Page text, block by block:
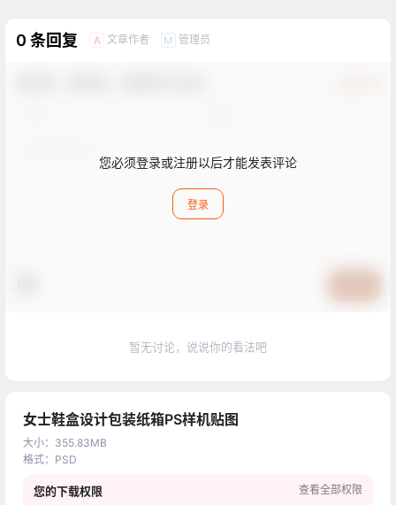
0 条回复 A 文章作者 M 管理员
您必须登录或注册以后才能发表评论
登录
暂无讨论，说说你的看法吧
女士鞋盒设计包装纸箱PS样机贴图
大小： 355.83MB
格式： PSD
您的下载权限 查看全部权限